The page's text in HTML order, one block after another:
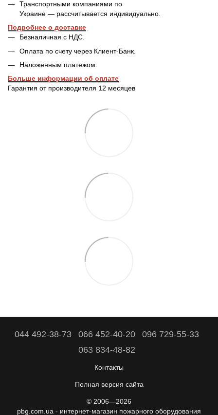
Транспортными компаниями по
Украине — рассчитывается индивидуально.
Подробнее о доставке
Безналичная с НДС.
Оплата по счету через Клиент-Банк.
Наложенным платежом.
Больше информации об оплате
Гарантия от производителя 12 месяцев
044 492-38-73 066 452-40-20
096 729-55-33
063 834-48-82
Контакты
Полная версия сайта
© 2006—2026
pbg.com.ua - интернет-магазин пожарного оборудования